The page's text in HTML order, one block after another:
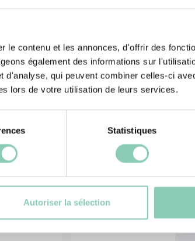
le contenu et les annonces, d'offrir des
également des informations sur
d'analyse, qui peuvent combiner celles-ci
lors de votre utilisation de leurs services.
Statistiques
Autoriser la sélection
associés